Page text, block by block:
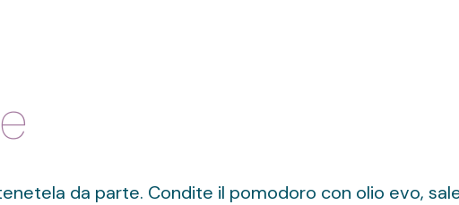
da parte. Condite il pomodoro con olio evo,